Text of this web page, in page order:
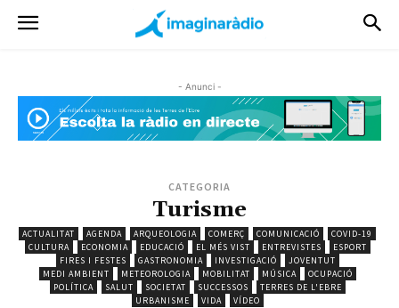
- Anunci -
CATEGORIA
Turisme
ACTUALITAT AGENDA ARQUEOLOGIA COMERÇ COMUNICACIÓ
COVID-19
CULTURA
ECONOMIA EDUCACIÓ EL MÉS VIST ENTREVISTES
ESPORT
FIRES I FESTES
GASTRONOMIA INVESTIGACIÓ
JOVENTUT
MEDI AMBIENT
METEOROLOGIA MOBILITAT MÚSICA
OCUPACIÓ
POLÍTICA
SALUT SOCIETAT SUCCESSOS
TERRES DE L'EBRE
URBANISME
VIDA VÍDEO